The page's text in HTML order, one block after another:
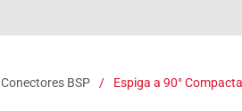
Conectores BSP / Espiga a 90°